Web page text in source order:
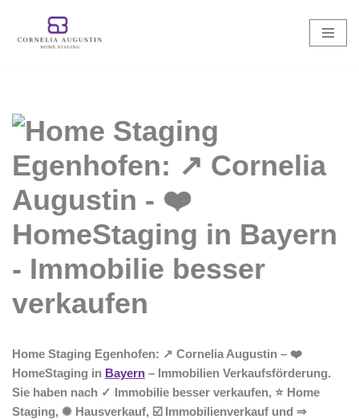
Zum
Home Staging Egenhofen: ↗️ Cornelia Augustin – ❤️
HomeStaging in Bayern – Immobilien Verkaufsförderung.
Sie haben nach ✓ Immobilie besser verkaufen, ⭐ Home
Staging, ✺ Hausverkauf, ☑️ Immobilienverkauf und ⇒